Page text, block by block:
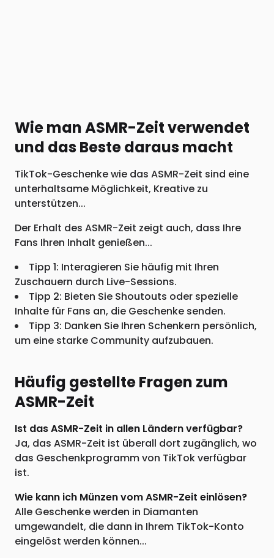
Wie man ASMR-Zeit verwendet
und das Beste daraus macht
TikTok-Geschenke wie das ASMR-Zeit sind eine
unterhaltsame Möglichkeit, Kreative zu
unterstützen...
Der Erhalt des ASMR-Zeit zeigt auch, dass Ihre
Fans Ihren Inhalt genießen...
Tipp 1: Interagieren Sie häufig mit Ihren
Zuschauern durch Live-Sessions.
Tipp 2: Bieten Sie Shoutouts oder spezielle
Inhalte für Fans an, die Geschenke senden.
Tipp 3: Danken Sie Ihren Schenkern persönlich,
um eine starke Community aufzubauen.
Häufig gestellte Fragen zum
ASMR-Zeit
Ist das ASMR-Zeit in allen Ländern verfügbar?
Ja, das ASMR-Zeit ist überall dort zugänglich, wo
das Geschenkprogramm von TikTok verfügbar
ist.
Wie kann ich Münzen vom ASMR-Zeit einlösen?
Alle Geschenke werden in Diamanten
umgewandelt, die dann in Ihrem TikTok-Konto
eingelöst werden können...